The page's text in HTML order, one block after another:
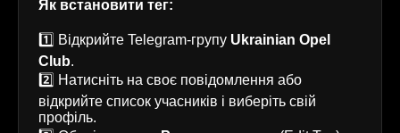
Як встановити тег:
1️⃣ Відкрийте Telegram-групу Ukrainian Opel
Club.
2️⃣ Натисніть на своє повідомлення або
відкрийте список учасників і виберіть свій
профіль.